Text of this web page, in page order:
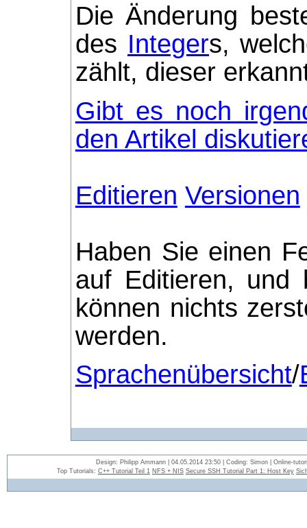
Die Änderung
des Integers,
zählt, dieser
Gibt es noch
den Artikel
Editieren Versionen
Haben Sie einen
auf Editieren, und
können nichts
werden.
Sprachenübersicht/
Design: Philipp Ammann | 04.05.2014 23:50 | Coding: Simon | Online-
Top Tutorials: C++ Tutorial Teil 1 NFS + NIS Secure SSH Tutorial Part 1: Host Key